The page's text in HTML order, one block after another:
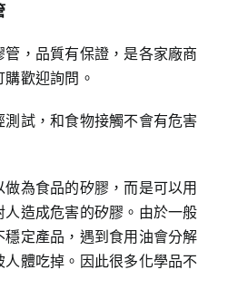
，品質有保證，是各家廠商
歡迎詢問。
試，和食物接觸不會有危害
為食品的矽膠，而是可以用
造成危害的矽膠。由於一般
定產品，遇到食用油會分解
體吃掉。因此很多化學品不